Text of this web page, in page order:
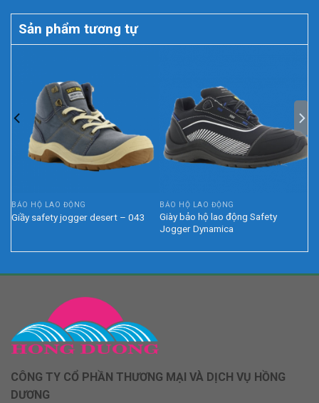
Sản phẩm tương tự
BẢO HỘ LAO ĐỘNG
Giầy safety jogger desert – 043
BẢO HỘ LAO ĐỘNG
Giày bảo hộ lao động Safety
Jogger Dynamica
CÔNG TY CỔ PHẦN THƯƠNG MẠI VÀ DỊCH VỤ HỒNG
DƯƠNG